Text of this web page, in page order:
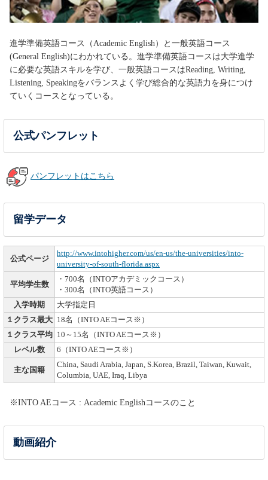
進学準備英語コース（Academic English）と一般英語コース
(General English)にわかれている。進学準備英語コースは大学進学
に必要な英語スキルを学び、一般英語コースはReading, Writing,
Listening, Speakingをバランスよく学び総合的な英語力を身につけ
ていくコースとなっている。
公式パンフレット
パンフレットはこちら
留学データ
公式ページ
http://www.intohigher.com/us/en-us/the-universities/into-
university-of-south-florida.aspx
平均学生数
・700名（INTOアカデミックコース）
・300名（INTO英語コース）
入学時期
大学指定日
１クラス最大 18名（INTO AEコース※）
１クラス平均 10～15名（INTO AEコース※）
レベル数
6（INTO AEコース※）
主な国籍
China, Saudi Arabia, Japan, S.Korea, Brazil, Taiwan, Kuwait,
Columbia, UAE, Iraq, Libya
※INTO AEコース : Academic Englishコースのこと
動画紹介